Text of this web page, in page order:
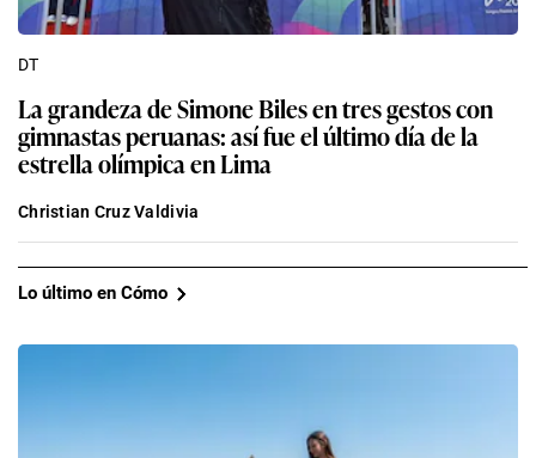
DT
La grandeza de Simone Biles en tres gestos con
gimnastas peruanas: así fue el último día de la
estrella olímpica en Lima
Christian Cruz Valdivia
Lo último en Cómo